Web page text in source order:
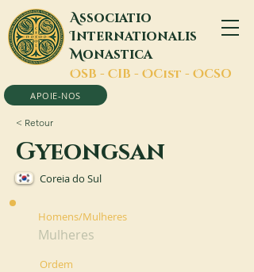
Associatio
Internationalis
Monastica
OSB - CIB - OCist - OCSO
APOIE-NOS
< Retour
Gyeongsan
Coreia do Sul
Homens/Mulheres
Mulheres
Ordem